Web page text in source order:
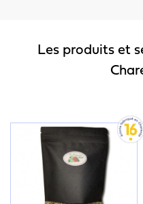
Les produits et